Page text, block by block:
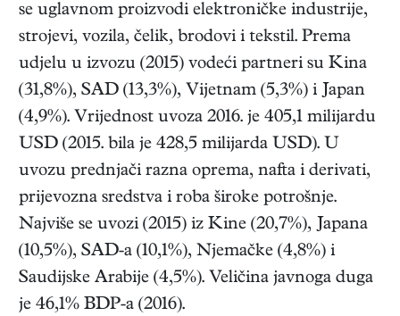
se uglavnom proizvodi elektroničke industrije,
strojevi, vozila, čelik, brodovi i tekstil. Prema
udjelu u izvozu (2015) vodeći partneri su Kina
(31,8%), SAD (13,3%), Vijetnam (5,3%) i Japan
(4,9%). Vrijednost uvoza 2016. je 405,1 milijardu
USD (2015. bila je 428,5 milijarda USD). U
uvozu prednjači razna oprema, nafta i derivati,
prijevozna sredstva i roba široke potrošnje.
Najviše se uvozi (2015) iz Kine (20,7%), Japana
(10,5%), SAD-a (10,1%), Njemačke (4,8%) i
Saudijske Arabije (4,5%). Veličina javnoga duga
je 46,1% BDP-a (2016).